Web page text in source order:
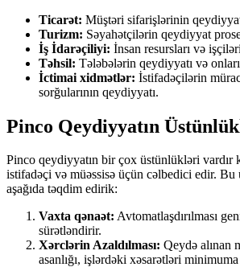
Ticarət: Müştəri sifarişlərinin
Turizm: Səyahətçilərin qeydiyyat
İş İdarəçiliyi: İnsan resursları və
Təhsil: Tələbələrin qeydiyyatı və
İctimai xidmətlər: İstifadəçilərin
sorğularının qeydiyyatı.
Pinco Qeydiyyatın
Pinco qeydiyyatın bir çox üstünlükləri vardır
istifadəçi və müəssisə üçün cəlbedici edir.
aşağıda təqdim edirik:
Vaxta qənaət: Avtomatlaşdırılması
sürətləndirir.
Xərclərin Azaldılması: Qeydə alınan
asanlığı, işlərdəki xəsarətləri